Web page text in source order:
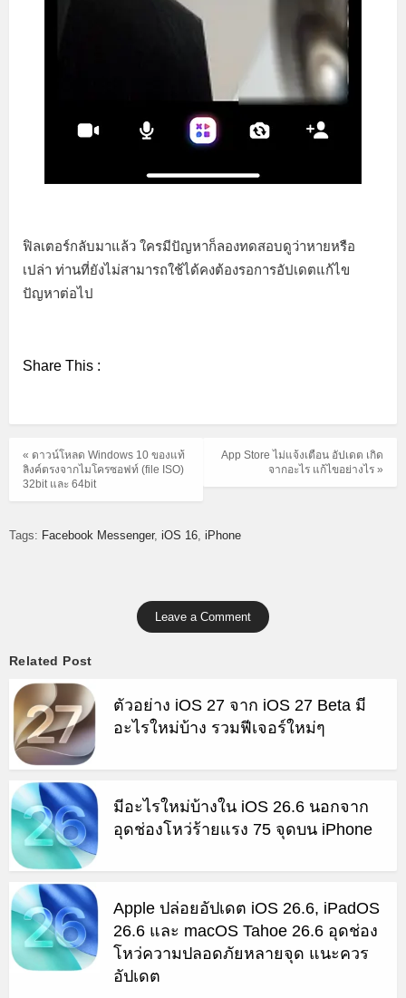
ฟิลเตอร์กลับมาแล้ว ใครมีปัญหาก็ลองทดสอบดูว่าหายหรือ
เปล่า ท่านที่ยังไม่สามารถใช้ได้คงต้องรอการอัปเดตแก้ไข
ปัญหาต่อไป
Share This :
App Store ไม่แจ้งเตือน อัปเดต เกิด
จากอะไร แก้ไขอย่างไร »
« ดาวน์โหลด Windows 10 ของแท้
ลิงค์ตรงจากไมโครซอฟท์ (file ISO)
32bit และ 64bit
Tags: Facebook Messenger iOS 16 iPhone
Leave a Comment
Related Post
ตัวอย่าง iOS 27 จาก iOS 27 Beta มี
อะไรใหม่บ้าง รวมฟีเจอร์ใหม่ๆ
มีอะไรใหม่บ้างใน iOS 26.6 นอกจาก
อุดช่องโหว่ร้ายแรง 75 จุดบน iPhone
Apple ปล่อยอัปเดต iOS 26.6, iPadOS
26.6 และ macOS Tahoe 26.6 อุดช่อง
โหว่ความปลอดภัยหลายจุด แนะควร
อัปเดต